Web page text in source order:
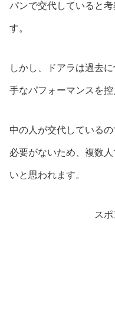
パンで交代していると
す。
しかし、ドアラは過去
手なパフォーマンスを控
中の人が交代している
必要がないため、複数
いと思われます。
ス